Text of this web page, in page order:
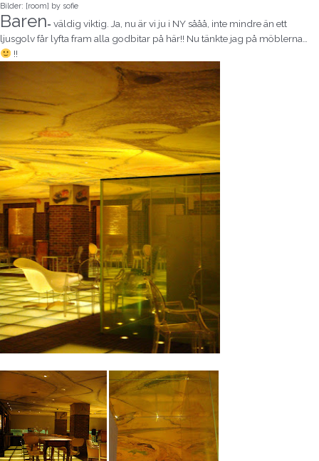
Bilder: [room] by sofie
Baren= väldig viktig. Ja, nu är vi ju i NY sååå, inte mindre än ett
ljusgolv får lyfta fram alla godbitar på här!! Nu tänkte jag på möblerna…
!!